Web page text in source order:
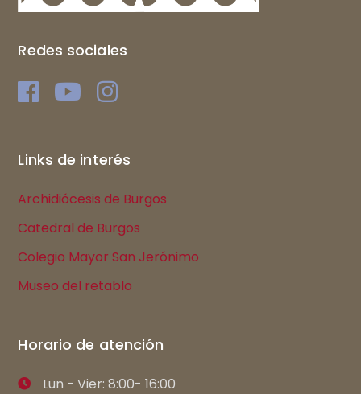
Redes sociales
Links de interés
Archidiócesis de Burgos
Catedral de Burgos
Colegio Mayor San Jerónimo
Museo del retablo
Horario de atención
Lun - Vier: 8:00- 16:00